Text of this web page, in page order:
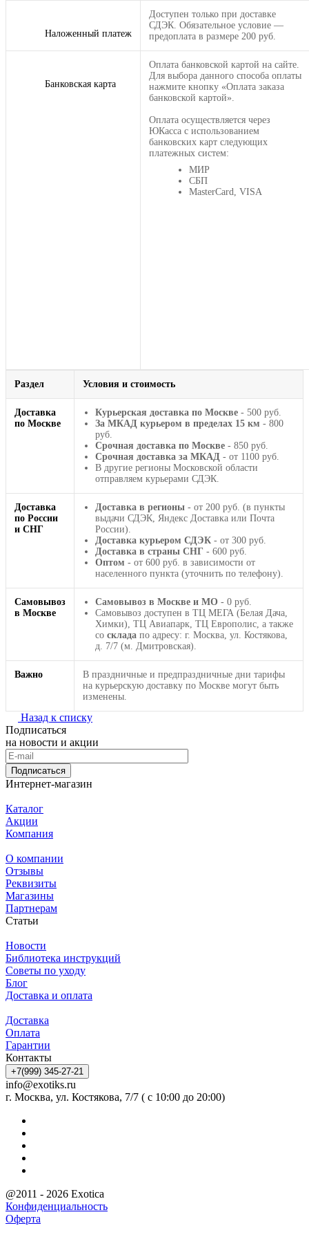
Наложенный платеж
Доступен только при доставке
СДЭК. Обязательное условие —
предоплата в размере 200 руб.
Банковская карта
Оплата банковской картой на сайте.
Для выбора данного способа оплаты
нажмите кнопку «Оплата заказа
банковской картой».
Оплата осуществляется через
ЮКасса с использованием
банковских карт следующих
платежных систем:
МИР
СБП
MasterCard, VISA
Раздел Условия и стоимость
Доставка
по Москве
Курьерская доставка по Москве - 500 руб.
За МКАД курьером в пределах 15 км - 800
руб.
Срочная доставка по Москве - 850 руб.
Срочная доставка за МКАД - от 1100 руб.
В другие регионы Московской области
отправляем курьерами СДЭК.
Доставка
по России
и СНГ
Доставка в регионы - от 200 руб. (в пункты
выдачи СДЭК, Яндекс Доставка или Почта
России).
Доставка курьером СДЭК - от 300 руб.
Доставка в страны СНГ - 600 руб.
Оптом - от 600 руб. в зависимости от
населенного пункта (уточнить по телефону).
Самовывоз
в Москве
Самовывоз в Москве и МО - 0 руб.
Самовывоз доступен в ТЦ МЕГА (Белая Дача,
Химки), ТЦ Авиапарк, ТЦ Европолис, а также
со склада по адресу: г. Москва, ул. Костякова,
д. 7/7 (м. Дмитровская).
Важно
В праздничные и предпраздничные дни тарифы
на курьерскую доставку по Москве могут быть
изменены.
Назад к списку
Подписаться
на новости и акции
Подписаться
Интернет-магазин
Каталог
Акции
Компания
О компании
Отзывы
Реквизиты
Магазины
Партнерам
Статьи
Новости
Библиотека инструкций
Советы по уходу
Блог
Доставка и оплата
Доставка
Оплата
Гарантии
Контакты
+7(999) 345-27-21
info@exotiks.ru
г. Москва, ул. Костякова, 7/7 ( с 10:00 до 20:00)
@2011 - 2026 Exotica
Конфиденциальность
Оферта